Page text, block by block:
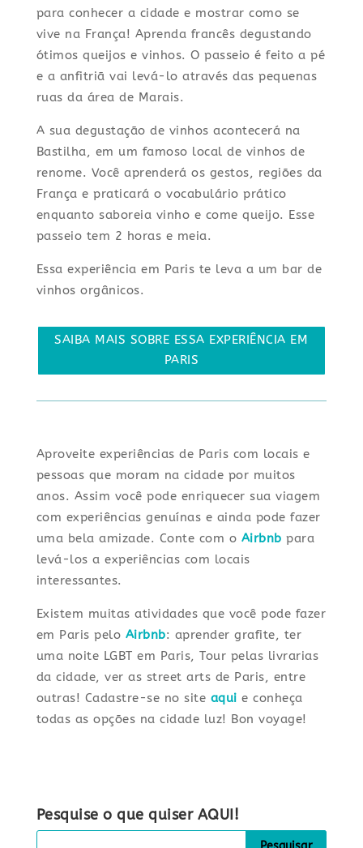
para conhecer a cidade e mostrar como se
vive na França! Aprenda francês degustando
ótimos queijos e vinhos. O passeio é feito a pé
e a anfitriã vai levá-lo através das pequenas
ruas da área de Marais.
A sua degustação de vinhos acontecerá na
Bastilha, em um famoso local de vinhos de
renome. Você aprenderá os gestos, regiões da
França e praticará o vocabulário prático
enquanto saboreia vinho e come queijo. Esse
passeio tem 2 horas e meia.
Essa experiência em Paris te leva a um bar de
vinhos orgânicos.
SAIBA MAIS SOBRE ESSA EXPERIÊNCIA EM
PARIS
Aproveite experiências de Paris com locais e
pessoas que moram na cidade por muitos
anos. Assim você pode enriquecer sua viagem
com experiências genuínas e ainda pode fazer
uma bela amizade. Conte com o Airbnb para
levá-los a experiências com locais
interessantes.
Existem muitas atividades que você pode fazer
em Paris pelo Airbnb: aprender grafite, ter
uma noite LGBT em Paris, Tour pelas livrarias
da cidade, ver as street arts de Paris, entre
outras! Cadastre-se no site aqui e conheça
todas as opções na cidade luz! Bon voyage!
Pesquise o que quiser AQUI!